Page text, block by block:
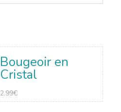
Bougeoir en
Cristal
2.99€